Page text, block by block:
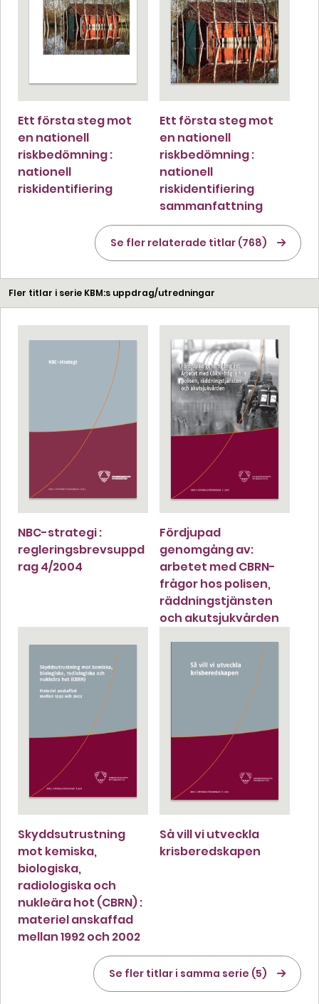
Ett första steg mot
en nationell
riskbedömning :
nationell
riskidentifiering
Ett första steg mot
en nationell
riskbedömning :
nationell
riskidentifiering
sammanfattning
Se fler relaterade titlar (768)
Fler titlar i serie KBM:s uppdrag/utredningar
NBC-strategi :
regleringsbrevsuppd
rag 4/2004
Fördjupad
genomgång av:
arbetet med CBRN-
frågor hos polisen,
räddningstjänsten
och akutsjukvården
Skyddsutrustning
mot kemiska,
biologiska,
radiologiska och
nukleära hot (CBRN) :
materiel anskaffad
mellan 1992 och 2002
Så vill vi utveckla
krisberedskapen
Se fler titlar i samma serie (5)